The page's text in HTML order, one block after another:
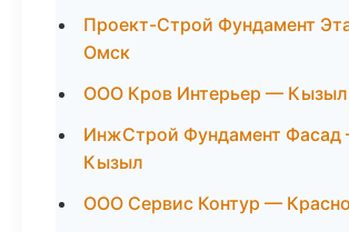
Проект-Строй Фундамент
Омск
ООО Кров Интерьер — Кызыл
ИнжСтрой Фундамент
Кызыл
ООО Сервис Контур —